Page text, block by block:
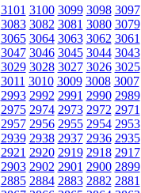
3101 3100 3099 3098 3097
3083 3082 3081 3080 3079
3065 3064 3063 3062 3061
3047 3046 3045 3044 3043
3029 3028 3027 3026 3025
3011 3010 3009 3008 3007
2993 2992 2991 2990 2989
2975 2974 2973 2972 2971
2957 2956 2955 2954 2953
2939 2938 2937 2936 2935
2921 2920 2919 2918 2917
2903 2902 2901 2900 2899
2885 2884 2883 2882 2881